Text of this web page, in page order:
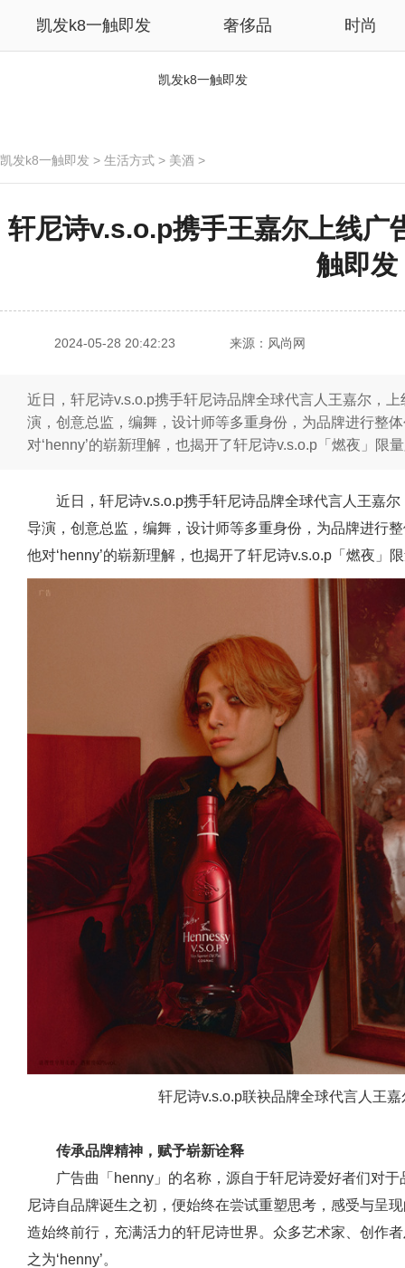
凯发k8一触即发 奢侈品 时尚
凯发k8一触即发
凯发k8一触即发 > 生活方式 > 美酒 >
轩尼诗v.s.o.p携手王嘉尔上线
触即发
2024-05-28 20:42:23 来源：风尚网
近日，轩尼诗v.s.o.p携手轩尼诗品牌全球代言人王嘉尔，
演，创意总监，编舞，设计师等多重身份，为品牌进行整
对‘henny’的崭新理解，也揭开了轩尼诗v.s.o.p「燃夜」限
近日，轩尼诗v.s.o.p携手轩尼诗品牌全球代言人王嘉
导演，创意总监，编舞，设计师等多重身份，为品牌进行
他对‘henny’的崭新理解，也揭开了轩尼诗v.s.o.p「燃夜」
轩尼诗v.s.o.p联袂品牌全球代言人王
传承品牌精神，赋予崭新诠释
广告曲「henny」的名称，源自于轩尼诗爱好者们对
尼诗自品牌诞生之初，便始终在尝试重塑思考，感受与呈
造始终前行，充满活力的轩尼诗世界。众多艺术家、创作
之为‘henny’。